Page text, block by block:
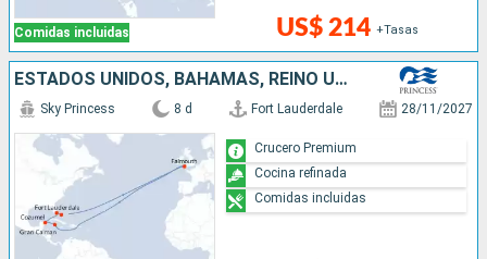
Comidas incluidas US$ 214 +Tasas
ESTADOS UNIDOS, BAHAMAS, REINO UNIDO, ISLAS CAIMÁN, MÉXICO
Sky Princess 8 d Fort Lauderdale 28/11/2027
Crucero Premium
Cocina refinada
Comidas incluidas